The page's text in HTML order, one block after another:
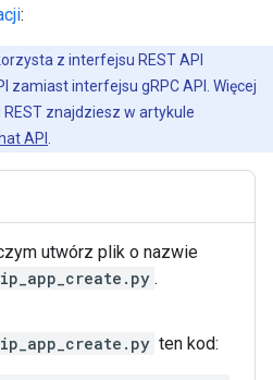
:
z interfejsu REST API
zamiast interfejsu gRPC API. Więcej
znajdziesz w artykule
API
utwórz plik o nazwie
.
ten kod: